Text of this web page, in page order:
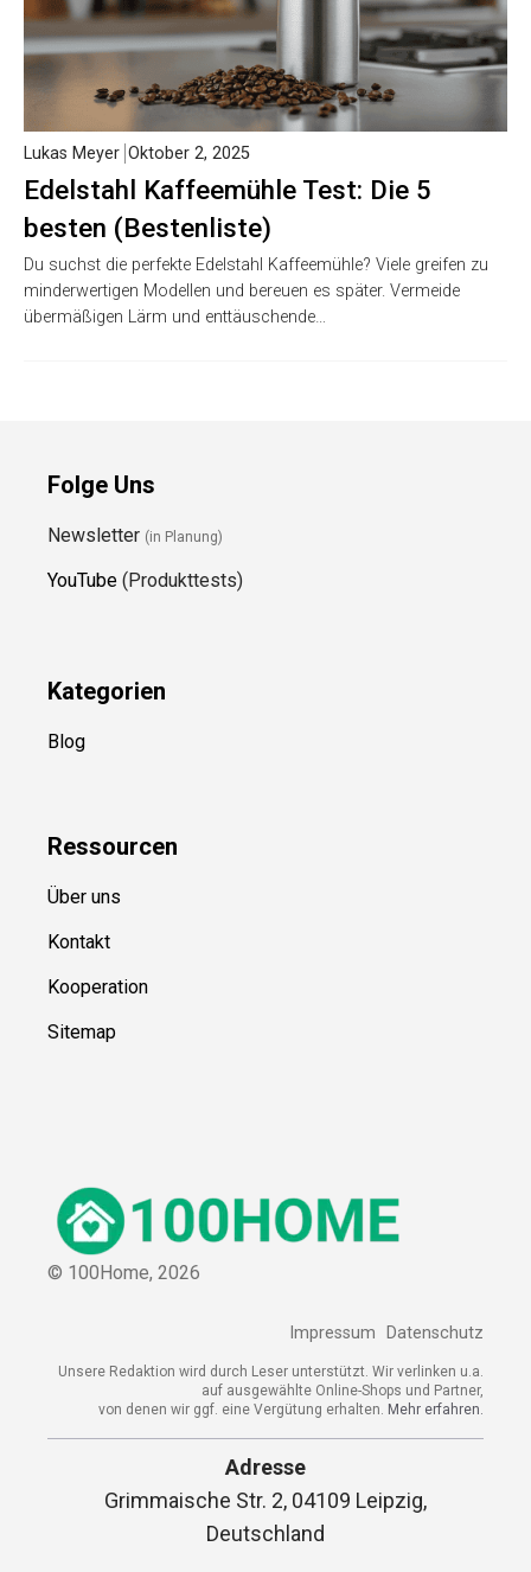
Edelstahl Kaffeemühle Test: Die 5
besten (Bestenliste)
Lukas Meyer Oktober 2, 2025
Du suchst die perfekte Edelstahl Kaffeemühle? Viele greifen zu
minderwertigen Modellen und bereuen es später. Vermeide
übermäßigen Lärm und enttäuschende…
Folge Uns
Newsletter (in Planung)
YouTube (Produkttests)
Kategorien
Blog
Ressourcen
Über uns
Kontakt
Kooperation
Sitemap
© 100Home, 2026
Impressum Datenschutz
Unsere Redaktion wird durch Leser unterstützt. Wir verlinken u.a.
auf ausgewählte Online-Shops und Partner,
von denen wir ggf. eine Vergütung erhalten. Mehr erfahren.
Adresse
Grimmaische Str. 2, 04109 Leipzig,
Deutschland